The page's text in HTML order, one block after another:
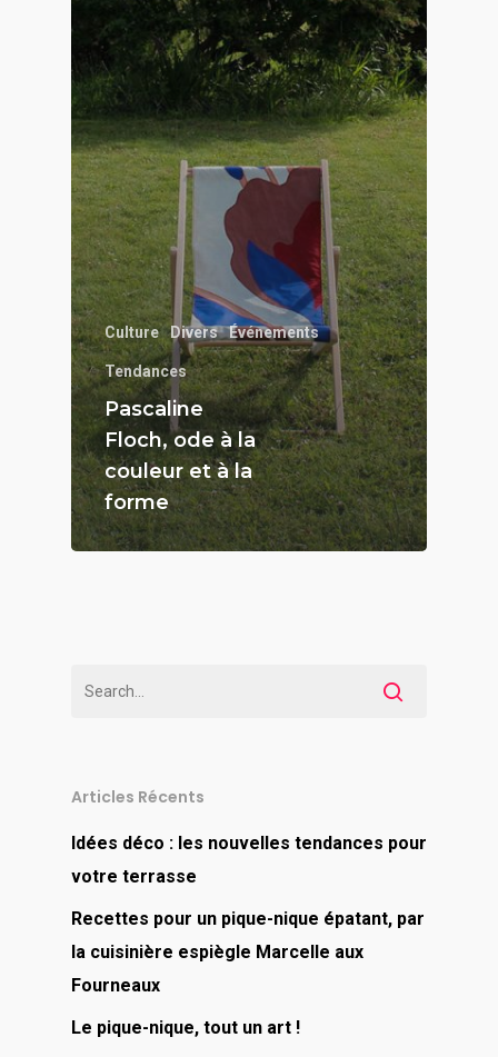
Culture Divers Événements
Tendances
Pascaline
Floch, ode à la
couleur et à la
forme
Articles Récents
Idées déco : les nouvelles tendances pour
votre terrasse
Recettes pour un pique-nique épatant, par
la cuisinière espiègle Marcelle aux
Fourneaux
Le pique-nique, tout un art !